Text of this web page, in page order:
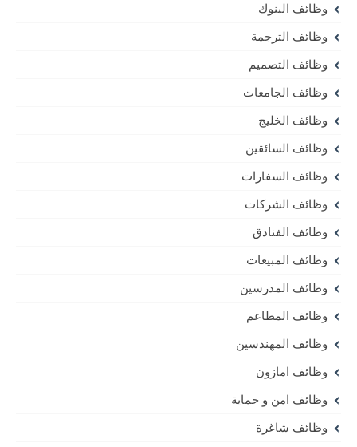
وظائف البنوك
وظائف الترجمة
وظائف التصميم
وظائف الجامعات
وظائف الخليج
وظائف السائقين
وظائف السفارات
وظائف الشركات
وظائف الفنادق
وظائف المبيعات
وظائف المدرسين
وظائف المطاعم
وظائف المهندسين
وظائف امازون
وظائف امن و حماية
وظائف شاغرة